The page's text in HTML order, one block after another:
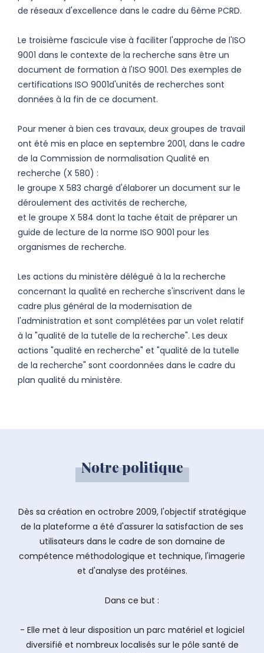
de réseaux d'excellence dans le cadre du 6ème PCRD.
Le troisième fascicule vise à faciliter l'approche de l'ISO
9001 dans le contexte de la recherche sans être un
document de formation à l'ISO 9001. Des exemples de
certifications ISO 9001d'unités de recherches sont
données à la fin de ce document.
Pour mener à bien ces travaux, deux groupes de travail
ont été mis en place en septembre 2001, dans le cadre
de la Commission de normalisation Qualité en
recherche (X 580) :
le groupe X 583 chargé d'élaborer un document sur le
déroulement des activités de recherche,
et le groupe X 584 dont la tache était de préparer un
guide de lecture de la norme ISO 9001 pour les
organismes de recherche.
Les actions du ministère délégué à la la recherche
concernant la qualité en recherche s'inscrivent dans le
cadre plus général de la modernisation de
l'administration et sont complétées par un volet relatif
à la "qualité de la tutelle de la recherche". Les deux
actions "qualité en recherche" et "qualité de la tutelle
de la recherche" sont coordonnées dans le cadre du
plan qualité du ministère.
Notre politique
Dès sa création en octrobre 2009, l'objectif stratégique
de la plateforme a été d'assurer la satisfaction de ses
utilisateurs dans le cadre de son domaine de
compétence méthodologique et technique, l'imagerie
et d'analyse des protéines.
Dans ce but :
- Elle met à leur disposition un parc matériel et logiciel
diversifié et nombreux localisés sur le pôle santé de